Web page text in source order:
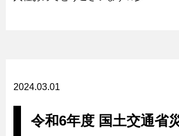
2024.03.01
令和6年度 国土交通省